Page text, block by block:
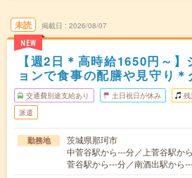
未読
NEW
掲載日 2026/08/07
【週2日＊高時給1650円～
ョンで食事の配膳や見守り＊
交通費別途支給あり 土日祝日が休み 残
派遣
勤務地
茨城県那珂市
中菅谷駅から---分／上菅谷駅か
菅谷駅から---分／南酒出駅から